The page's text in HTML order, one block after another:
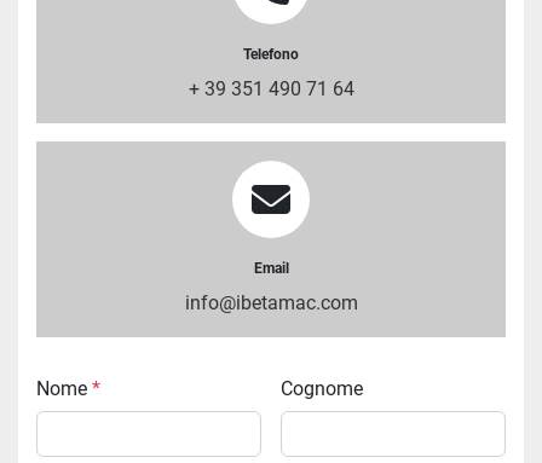
Telefono
+ 39 351 490 71 64
Email
info@ibetamac.com
Nome * Cognome